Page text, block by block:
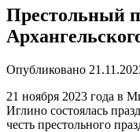
Престольный
Опубликовано
21 ноября 2023 года в
Иглино состоялась
честь престольного